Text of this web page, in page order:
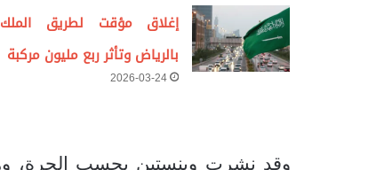
إغلاق مؤقت لطريق
بالرياض وتأثر ربع مليون مركبة
2026-03-24
وقد نشرت وينستين بحسب الحرة،